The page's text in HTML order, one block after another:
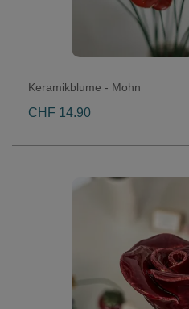
Keramikblume - Mohn
CHF 14.90